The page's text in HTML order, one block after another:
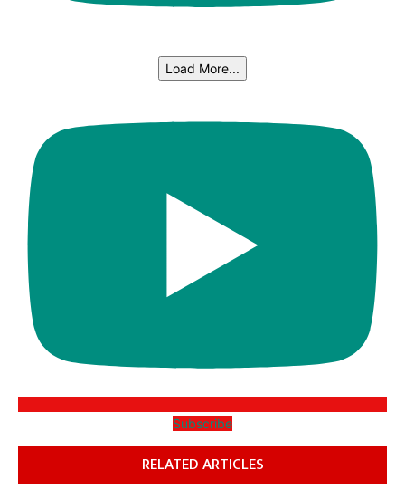
Load More...
Subscribe
RELATED ARTICLES